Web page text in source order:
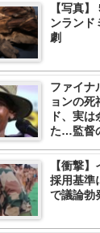
【写真
ンランド
劇
ファイナ
ョンの死
ド、実
た…監督
【衝撃
採用基準
で議論勃